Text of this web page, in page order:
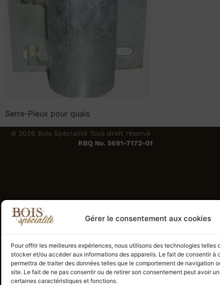
Gérer le consentement aux cookies
Pour offrir les meilleures expériences, nous utilisons des technologies telles
stocker et/ou accéder aux informations des appareils. Le fait de consentir à
permettra de traiter des données telles que le comportement de navigation
site. Le fait de ne pas consentir ou de retirer son consentement peut avoir
certaines caractéristiques et fonctions.
Serre-Pieux pour quais
© 2026 Bois Spécialité Tous droit réservé
RBQ No. 5691-7172-01